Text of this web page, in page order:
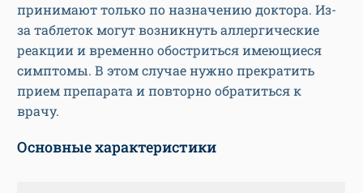
принимают только по назначению доктора. Из-
за таблеток могут возникнуть аллергические
реакции и временно обостриться имеющиеся
симптомы. В этом случае нужно прекратить
прием препарата и повторно обратиться к
врачу.
Основные характеристики